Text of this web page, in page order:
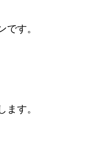
です。
ます。